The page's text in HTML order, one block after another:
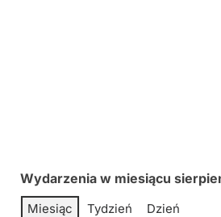
Wydarzenia w miesiącu
Miesiąc Tydzień Dzień